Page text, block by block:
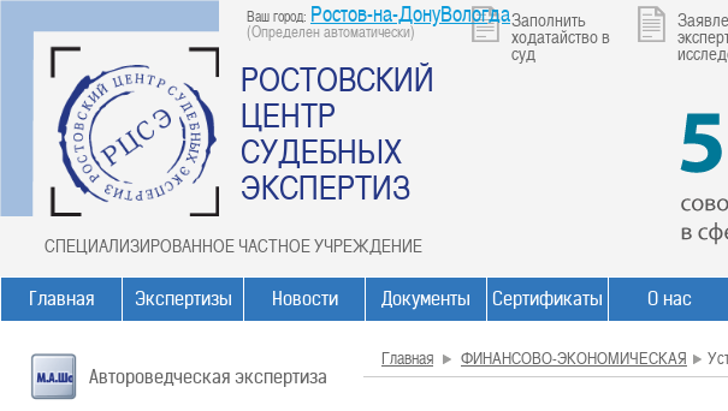
Ваш город: Ростов-на-ДонуВологда
(Определен автоматически)
РОСТОВСКИЙ
ЦЕНТР
СУДЕБНЫХ
ЭКСПЕРТИЗ
СПЕЦИАЛИЗИРОВАННОЕ ЧАСТНОЕ УЧРЕЖДЕНИЕ
Заполнить
ходатайство в
суд
Главная Экспертизы Новости Документы Сертификаты О нас
Автороведческая экспертиза
Главная ФИНАНСОВО-ЭКОНОМИЧЕСКАЯ